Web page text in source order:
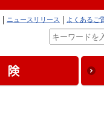
よくあるご
ニュースリリース